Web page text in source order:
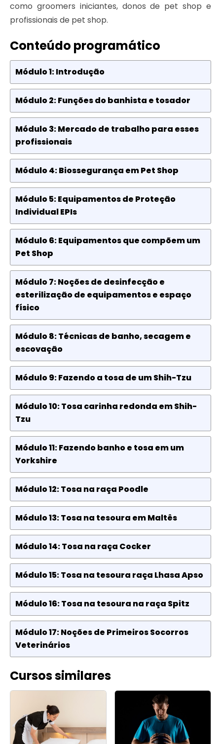
como groomers iniciantes, donos de pet shop e
profissionais de pet shop.
Conteúdo programático
Módulo 1: Introdução
Módulo 2: Funções do banhista e tosador
Módulo 3: Mercado de trabalho para esses
profissionais
Módulo 4: Biossegurança em Pet Shop
Módulo 5: Equipamentos de Proteção
Individual EPIs
Módulo 6: Equipamentos que compõem um
Pet Shop
Módulo 7: Noções de desinfecção e
esterilização de equipamentos e espaço
físico
Módulo 8: Técnicas de banho, secagem e
escovação
Módulo 9: Fazendo a tosa de um Shih-Tzu
Módulo 10: Tosa carinha redonda em Shih-
Tzu
Módulo 11: Fazendo banho e tosa em um
Yorkshire
Módulo 12: Tosa na raça Poodle
Módulo 13: Tosa na tesoura em Maltês
Módulo 14: Tosa na raça Cocker
Módulo 15: Tosa na tesoura raça Lhasa Apso
Módulo 16: Tosa na tesoura na raça Spitz
Módulo 17: Noções de Primeiros Socorros
Veterinários
Cursos similares